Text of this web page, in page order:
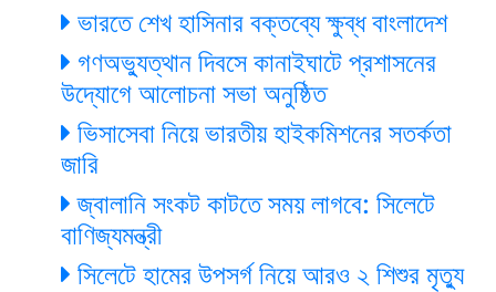
ভারতে শেখ হাসিনার বক্তব্যে ক্ষুব্ধ বাংলাদেশ
গণঅভ্যুত্থান দিবসে কানাইঘাটে প্রশাসনের
উদ্যোগে আলোচনা সভা অনুষ্ঠিত
ভিসাসেবা নিয়ে ভারতীয় হাইকমিশনের সতর্কতা
জারি
জ্বালানি সংকট কাটতে সময় লাগবে: সিলেটে
বাণিজ্যমন্ত্রী
সিলেটে হামের উপসর্গ নিয়ে আরও ২ শিশুর মৃত্যু